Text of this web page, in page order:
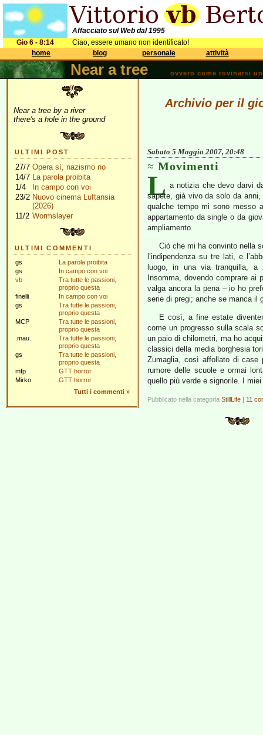
Affacciato sul Web dal 1995
Gio 6 - 8:14
Ciao, essere umano non identificato!
home
blog personale attività
Near a tree ovvero come rovinarsi
Near a tree by a river
there's a hole in the ground
ULTIMI POST
27/7 Opera sì, nazismo no
14/7 La parola proibita
1/4
In campo con voi
23/2 Nuovo cinema Luftansia
(2026)
11/2 Wormslayer
ULTIMI COMMENTI
gs
La parola proibita
gs
In campo con voi
vb
Tra tutte le passioni,
proprio questa
finelli
In campo con voi
gs
Tra tutte le passioni,
proprio questa
MCP
Tra tutte le passioni,
proprio questa
.mau.
Tra tutte le passioni,
proprio questa
gs
Tra tutte le passioni,
proprio questa
mfp
GTT horror
Mirko
GTT horror
Tutti i commenti »
Archivio per il
Sabato 5 Maggio 2007, 20:48
Movimenti
L a notizia che devo darvi
sapete, già vivo da solo da
qualche tempo mi sono messo
appartamento da single o da
ampliamento.
Ciò che mi ha convinto nella
l’indipendenza su tre lati, e
luogo, in una via tranquilla, a
Insomma, dovendo comprare
valga ancora la pena – io ho
serie di pregi; anche se manca il
E così, a fine estate
come un progresso sulla scala
un paio di chilometri, ma ho
classici della media borghesia
Zumaglia, così affollato di case
rumore delle scuole e ormai
quello più verde e signorile. I
Pubblicato nella categoria StillLife | 11